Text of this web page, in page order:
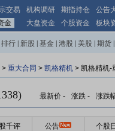
交易 机构调研 期指持仓
公告
金 大盘资金 个股资金 板块
排行 新股 基金 港股 美股 期货
> 重大合同 > 凯格精机 > 凯格精机-
最新价 - 涨跌 - 涨跌
千评 公告 个股